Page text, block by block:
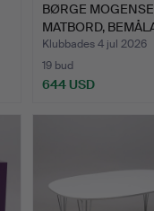
BØRGE
MATBORD,
FURU, "AS…
Klubbades 4 jul 2026
19 bud
644 USD